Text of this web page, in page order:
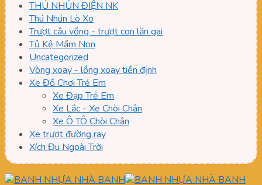
THÚ NHÚN ĐIỆN NK
Thú Nhún Lò Xo
Trượt cầu vồng - trượt con lăn gai
Tủ Kệ Mầm Non
Uncategorized
Vòng xoay - lồng xoay tiền định
Xe Đồ Chơi Trẻ Em
Xe Đạp Trẻ Em
Xe Lắc - Xe Chòi Chân
Xe Ô TÔ Chòi Chân
Xe trượt đường ray
Xích Đu Ngoài Trời